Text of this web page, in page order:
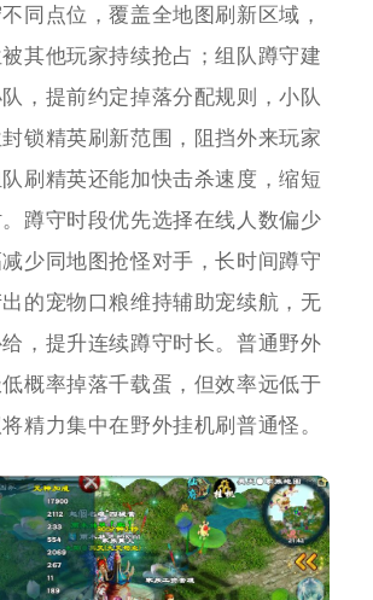
同点位，覆盖全地图刷新区域，
其他玩家持续抢占；组队蹲守建
，提前约定掉落分配规则，小队
锁精英刷新范围，阻挡外来玩家
刷精英还能加快击杀速度，缩短
蹲守时段优先选择在线人数偏少
少同地图抢怪对手，长时间蹲守
的宠物口粮维持辅助宠续航，无
，提升连续蹲守时长。普通野外
概率掉落千载蛋，但效率远低于
精力集中在野外挂机刷普通怪。